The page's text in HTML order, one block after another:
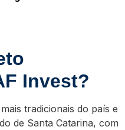
Invest?
tradicionais do país e
de Santa Catarina, com